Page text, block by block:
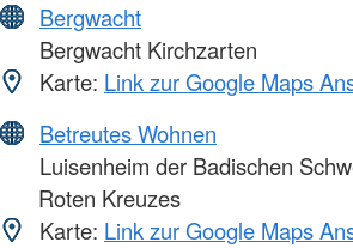
Bergwacht
Bergwacht Kirchzarten
Karte: Link zur Google Maps
Betreutes Wohnen
Luisenheim der Badischen
Roten Kreuzes
Karte: Link zur Google Maps